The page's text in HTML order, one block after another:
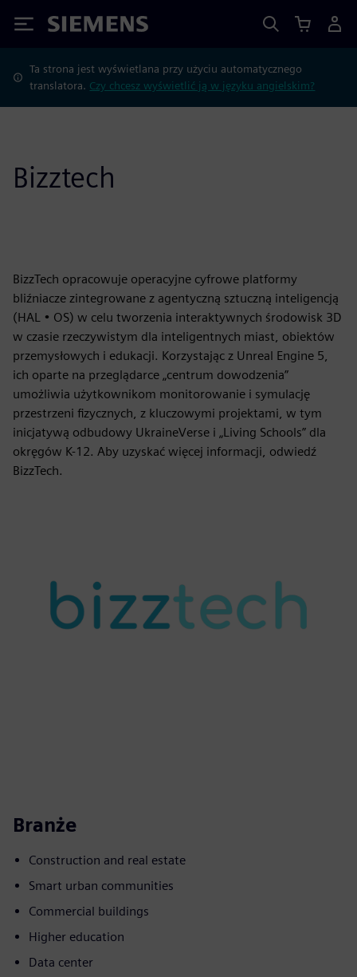
Siemens
Ta strona jest wyświetlana przy użyciu automatycznego
translatora. Czy chcesz wyświetlić ją w języku angielskim?
Bizztech
BizzTech opracowuje operacyjne cyfrowe platformy
bliźniacze zintegrowane z agentyczną sztuczną inteligencją
(HAL • OS) w celu tworzenia interaktywnych środowisk 3D
w czasie rzeczywistym dla inteligentnych miast, obiektów
przemysłowych i edukacji. Korzystając z Unreal Engine 5,
ich oparte na przeglądarce „centrum dowodzenia”
umożliwia użytkownikom monitorowanie i symulację
przestrzeni fizycznych, z kluczowymi projektami, w tym
inicjatywą odbudowy UkraineVerse i „Living Schools” dla
okręgów K-12. Aby uzyskać więcej informacji, odwiedź
BizzTech.
Branże
Construction and real estate
Smart urban communities
Commercial buildings
Higher education
Data center